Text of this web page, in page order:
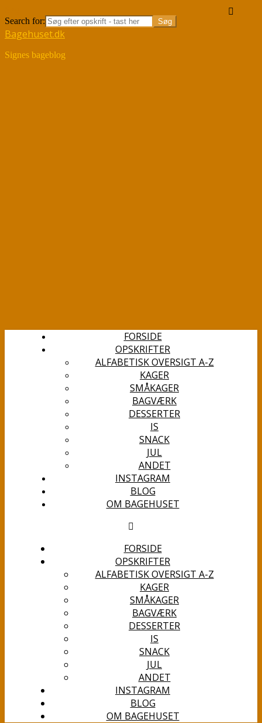
Search for:
Bagehuset.dk
Signes bageblog
FORSIDE
OPSKRIFTER
ALFABETISK OVERSIGT A-Z
KAGER
SMÅKAGER
BAGVÆRK
DESSERTER
IS
SNACK
JUL
ANDET
INSTAGRAM
BLOG
OM BAGEHUSET
FORSIDE
OPSKRIFTER
ALFABETISK OVERSIGT A-Z
KAGER
SMÅKAGER
BAGVÆRK
DESSERTER
IS
SNACK
JUL
ANDET
INSTAGRAM
BLOG
OM BAGEHUSET